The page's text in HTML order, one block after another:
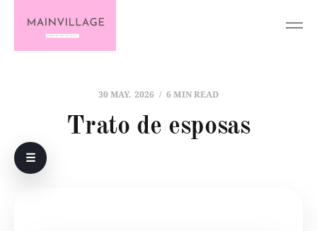
30 MAY. 2026 6 MIN READ
Trato de esposas
☰